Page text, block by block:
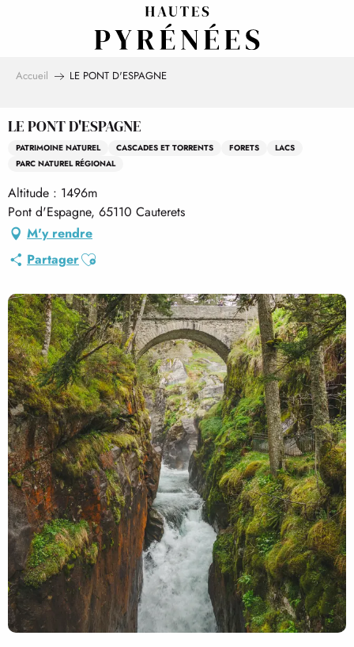
Accueil LE PONT D'ESPAGNE
LE PONT D'ESPAGNE
PATRIMOINE NATUREL CASCADES ET TORRENTS FORETS
LACS
PARC NATUREL RÉGIONAL
Altitude : 1496m
Pont d'Espagne, 65110 Cauterets
M'y rendre
PartagerAjouter aux favoris